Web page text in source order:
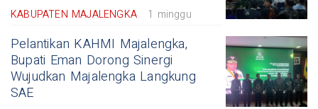
KABUPATEN MAJALENGKA 1 minggu
Pelantikan KAHMI Majalengka,
Bupati Eman Dorong Sinergi
Wujudkan Majalengka Langkung
SAE